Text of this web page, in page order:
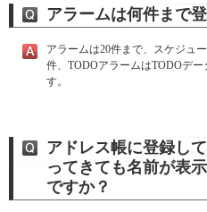
アラームは何件まで
アラームは20件まで、スケジュ
件、TODOアラームはTODOデ
す。
アドレス帳に登録し
ってきても名前が表
ですか？